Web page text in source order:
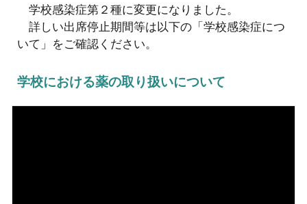
学校感染症第２種に変更になりました。
詳しい出席停止期間等は以下の 「学校感染症につ
いて」をご確認ください。
学校における薬の取り扱いについて